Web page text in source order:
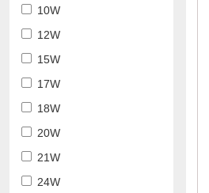
10W
12W
15W
17W
18W
20W
21W
24W